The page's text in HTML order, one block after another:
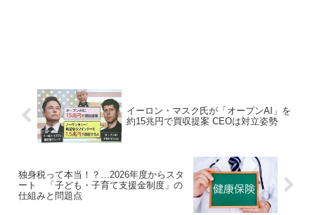
イーロン・マスク氏が「オープンAI」を
約15兆円で買収提案 CEOは対立姿勢
独身税って本当！？…2026年度からスタ
ート 「子ども・子育て支援金制度」の
仕組みと問題点